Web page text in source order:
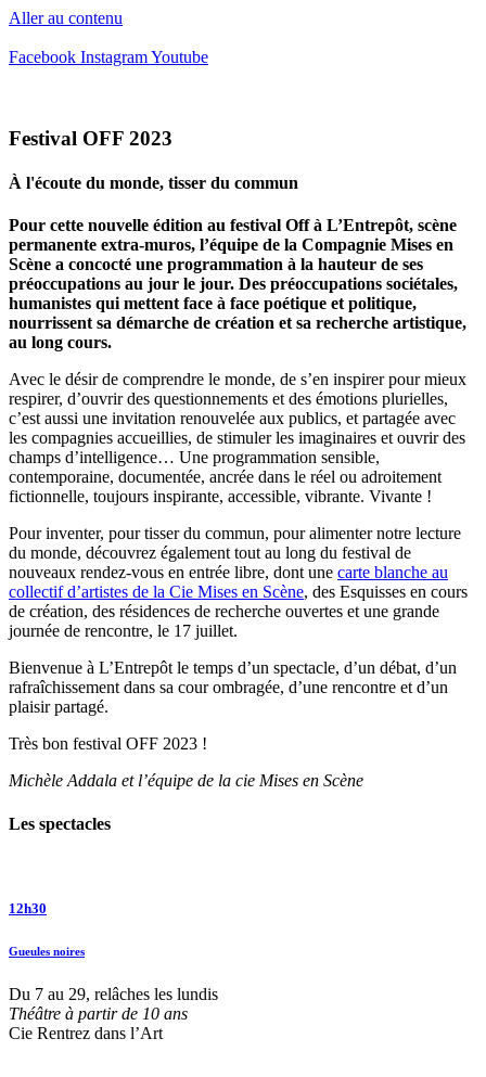
Aller au contenu
Facebook InstagramYoutube
Festival OFF 2023
À l'écoute du monde, tisser du commun
Pour cette nouvelle édition au festival Off à L’Entrepôt, scène
permanente extra-muros, l’équipe de la Compagnie Mises en
Scène a concocté une programmation à la hauteur de ses
préoccupations au jour le jour. Des préoccupations sociétales,
humanistes qui mettent face à face poétique et politique,
nourrissent sa démarche de création et sa recherche artistique,
au long cours.
Avec le désir de comprendre le monde, de s’en inspirer pour mieux
respirer, d’ouvrir des questionnements et des émotions plurielles,
c’est aussi une invi­tation renouvelée aux publics, et partagée avec
les compagnies accueillies, de stimuler les imaginaires et ouvrir des
champs d’intelligence… Une program­mation sensible,
contemporaine, documentée, ancrée dans le réel ou adroitement
fictionnelle, toujours inspirante, accessible, vibrante. Vivante !
Pour inventer, pour tisser du commun, pour alimenter notre lecture
du monde, découvrez également tout au long du festival de
nouveaux rendez-vous en entrée libre, dont une carte blanche au
collectif d’artistes de la Cie Mises en Scène, des Esquisses en cours
de création, des résidences de recherche ouvertes et une grande
journée de rencontre, le 17 juillet.
Bienvenue à L’Entrepôt le temps d’un spectacle, d’un débat, d’un
rafraîchissement dans sa cour ombragée, d’une rencontre et d’un
plaisir partagé.
Très bon festival OFF 2023 !
Michèle Addala et l’équipe de la cie Mises en Scène
Les spectacles
12h30
Gueules noires
Du 7 au 29, relâches les lundis
Théâtre à partir de 10 ans
Cie Rentrez dans l’Art